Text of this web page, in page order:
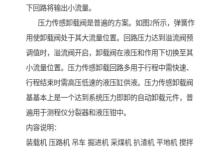
下回路将输出小流量。
压力传感卸载阀是普遍的方案。如图2所示，弹簧作
用使卸载阀处于其大流量位置。回路压力达到溢流阀预
调值时，溢流阀开启，卸载阀在液压和作用下切换至其
小流量位置。压力传感卸载回路多用于行程中需快速、
行程结束时需高压低速的液压缸供液。压力传感卸载阀
基基本上是一个达到系统压力即卸的自动卸载元件，普
遍用于测程仪分裂器和液压钳中。
内容说明：
装载机 压路机 吊车 掘进机 采煤机 扒渣机 平地机 搅拌